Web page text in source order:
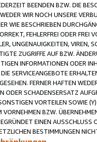
BEENDEN BZW. DIE
WIR NOCH UNSERE
WIE BESCHRIEBEN
FEHLERFREI ODER
UNGENAUIGKEITEN, VIREN,
ZUGRIFFE AUF BZW.
INFORMATIONEN ODER
SERVICEANGEBOTE
FERNER HAFTEN
ODER SCHADENSERSATZ
VORTEILEN SOWIE
VORNEHMEN BZW.
EINEN AUSSCHLUSS
BESTIMMUNGEN